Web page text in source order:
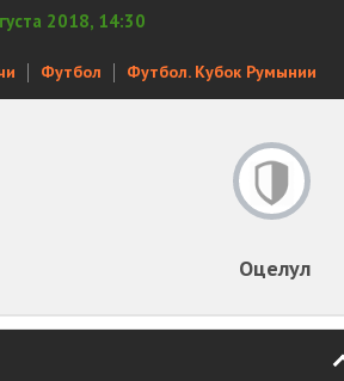
2018, 14:30
Футбол Футбол. Кубок Румынии
Оцелул